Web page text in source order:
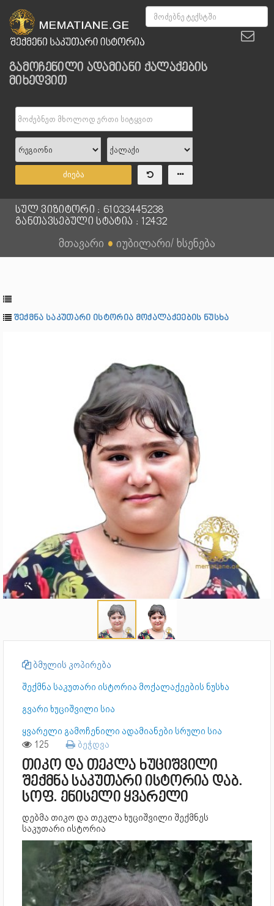
გამოჩენილი ადამიანი ქალაქების
მიხედვით
ძიება
სულ ვიზიტორი : 61033445238
განთავსებული სტატია : 12432
მთავარი ● იუბილარი/ ხსენება
შექმნა საკუთარი ისტორია მოქალაქეების ნუსხა
ბმულის კოპირება
შექმნა საკუთარი ისტორია მოქალაქეების ნუსხა
გვარი ხუციშვილი სია
ყვარელი გამოჩენილი ადამიანები სრული სია
125 ბეჭდვა
თიკო და თეკლა ხუციშვილი
შექმნა საკუთარი ისტორია დაბ.
სოფ. ენისელი ყვარელი
დებმა თიკო და თეკლა ხუციშვილი შექმნეს
საკუთარი ისტორია